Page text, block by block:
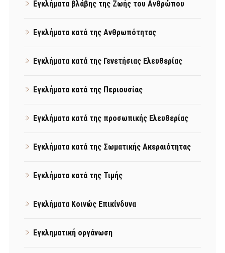
Εγκλήματα βλάβης της Ζωής του Ανθρώπου
Εγκλήματα κατά της Ανθρωπότητας
Εγκλήματα κατά της Γενετήσιας Ελευθερίας
Εγκλήματα κατά της Περιουσίας
Εγκλήματα κατά της προσωπικής Ελευθερίας
Εγκλήματα κατά της Σωματικής Ακεραιότητας
Εγκλήματα κατά της Τιμής
Εγκλήματα Κοινώς Επικίνδυνα
Εγκληματική οργάνωση